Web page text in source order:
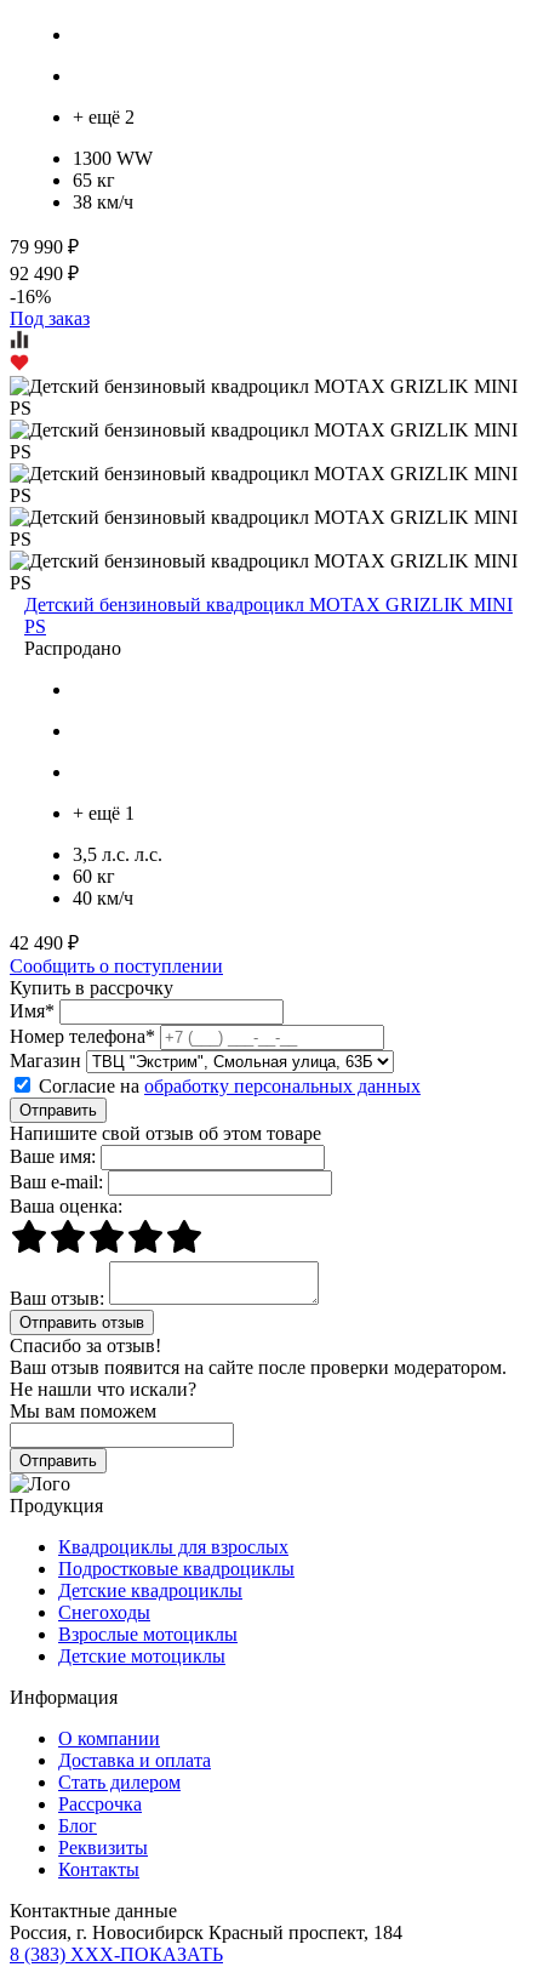
+ ещё 2
1300 WW
65 кг
38 км/ч
79 990 ₽
92 490 ₽
-16%
Под заказ
Детский бензиновый квадроцикл MOTAX GRIZLIK MINI
PS
Распродано
+ ещё 1
3,5 л.с. л.с.
60 кг
40 км/ч
42 490 ₽
Сообщить о поступлении
Купить в рассрочку
Имя*
Номер телефона*
Магазин
Согласие на обработку персональных данных
Отправить
Напишите свой отзыв об этом товаре
Ваше имя:
Ваш e-mail:
Ваша оценка:
Ваш отзыв:
Спасибо за отзыв!
Ваш отзыв появится на сайте после проверки модератором.
Не нашли что искали?
Мы вам поможем
Продукция
Квадроциклы для взрослых
Подростковые квадроциклы
Детские квадроциклы
Снегоходы
Взрослые мотоциклы
Детские мотоциклы
Информация
О компании
Доставка и оплата
Стать дилером
Рассрочка
Блог
Реквизиты
Контакты
Контактные данные
Россия, г. Новосибирск Красный проспект, 184
8 (383) XXX-ПОКАЗАТЬ